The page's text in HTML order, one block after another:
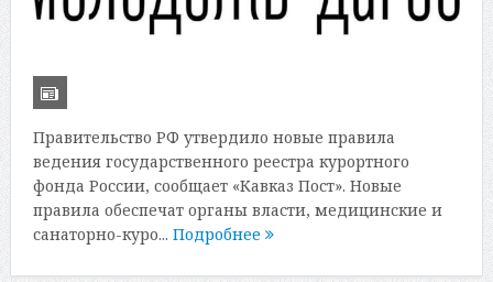
Правительство РФ утвердило новые правила
ведения государственного реестра курортного
фонда России, сообщает «Кавказ Пост». Новые
правила обеспечат органы власти, медицинские и
санаторно-куро... Подробнее